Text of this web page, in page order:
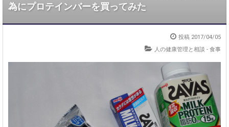
為にプロテインバーを買ってみた
投稿 2017/04/05
人の健康管理と相談 - 食事